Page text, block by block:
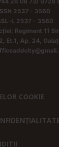
2537 - 3560
L 2537 - 3560
Regiment 11
Et.1, Ap. 24, Galați
COOKIE